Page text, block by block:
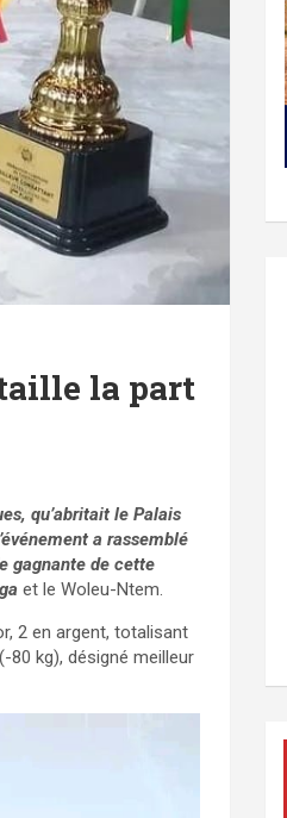
taille la part
qu’abritait le Palais
a rassemblé
gagnante de cette
et le Woleu-Ntem.
2 en argent, totalisant
80 kg), désigné meilleur